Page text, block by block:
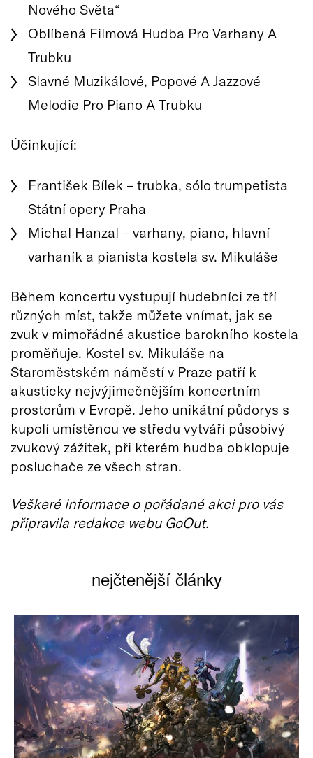
Nového Světa“
Oblíbená Filmová Hudba Pro Varhany A
Trubku
Slavné Muzikálové, Popové A Jazzové
Melodie Pro Piano A Trubku
Účinkující:
František Bílek – trubka, sólo trumpetista
Státní opery Praha
Michal Hanzal – varhany, piano, hlavní
varhaník a pianista kostela sv. Mikuláše
Během koncertu vystupují hudebníci ze tří
různých míst, takže můžete vnímat, jak se
zvuk v mimořádné akustice barokního kostela
proměňuje. Kostel sv. Mikuláše na
Staroměstském náměstí v Praze patří k
akusticky nejvýjimečnějším koncertním
prostorům v Evropě. Jeho unikátní půdorys s
kupolí umístěnou ve středu vytváří působivý
zvukový zážitek, při kterém hudba obklopuje
posluchače ze všech stran.
Veškeré informace o pořádané akci pro vás
připravila redakce webu GoOut.
nejčtenější články